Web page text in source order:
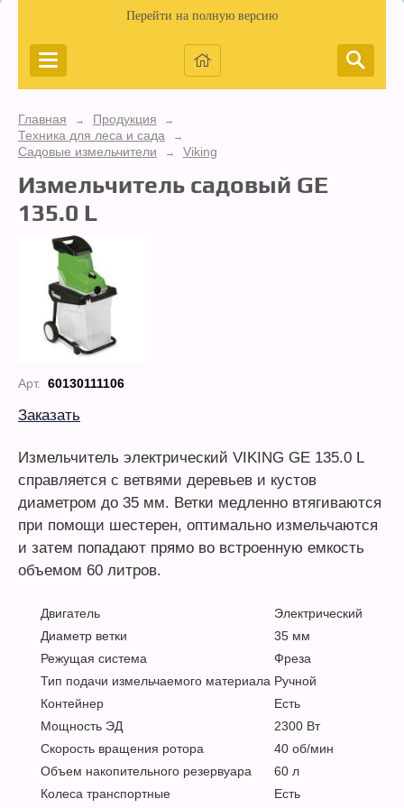
Перейти на полную версию
Главная → Продукция →
Техника для леса и сада →
Садовые измельчители → Viking
Измельчитель садовый GE
135.0 L
Арт. 60130111106
Заказать
Измельчитель электрический VIKING GE 135.0 L
справляется с ветвями деревьев и кустов
диаметром до 35 мм. Ветки медленно втягиваются
при помощи шестерен, оптимально измельчаются
и затем попадают прямо во встроенную емкость
объемом 60 литров.
Двигатель
Электрический
Диаметр ветки
35 мм
Режущая система
Фреза
Тип подачи измельчаемого материала Ручной
Контейнер
Есть
Мощность ЭД
2300 Вт
Скорость вращения ротора
40 об/мин
Объем накопительного резервуара
60 л
Колеса транспортные
Есть